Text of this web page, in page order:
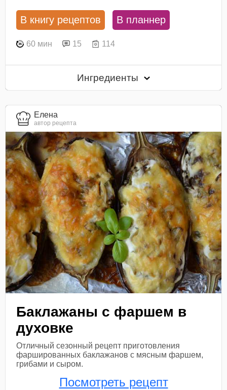
В книгу рецептов В планнер
60 мин 15 114
Ингредиенты
Елена
автор рецепта
Баклажаны с фаршем в
духовке
Отличный сезонный рецепт приготовления
фаршированных баклажанов с мясным фаршем,
грибами и сыром.
Посмотреть рецепт